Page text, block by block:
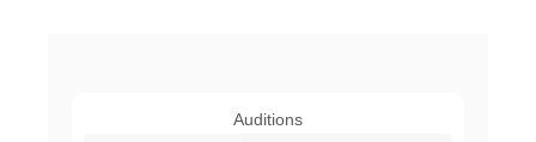
Auditions